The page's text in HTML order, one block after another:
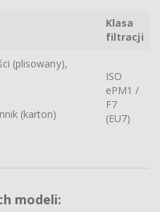
Klasa
filtracji
(plisowany),
(karton)
ISO
ePM1 /
F7
(EU7)
modeli: